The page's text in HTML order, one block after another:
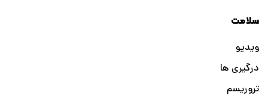
سلامت
ویدیو
درگیری ها
تروریسم